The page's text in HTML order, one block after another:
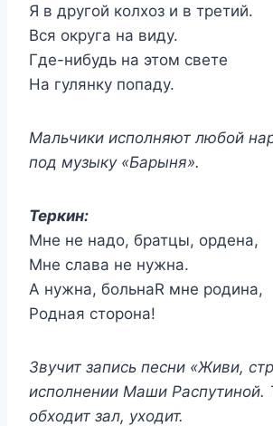
Я в другой колхоз и в третий.
Вся округа на виду.
Где-нибудь на этом свете
На гулянку попаду.
Мальчики исполняют любой
под музыку «Барыня».
Теркин:
Мне не надо, братцы, ордена,
Мне слава не нужна.
А нужна, больнаR мне родина,
Родная сторона!
Звучит запись песни «Живи,
исполнении Маши Распутиной.
обходит зал, уходит.